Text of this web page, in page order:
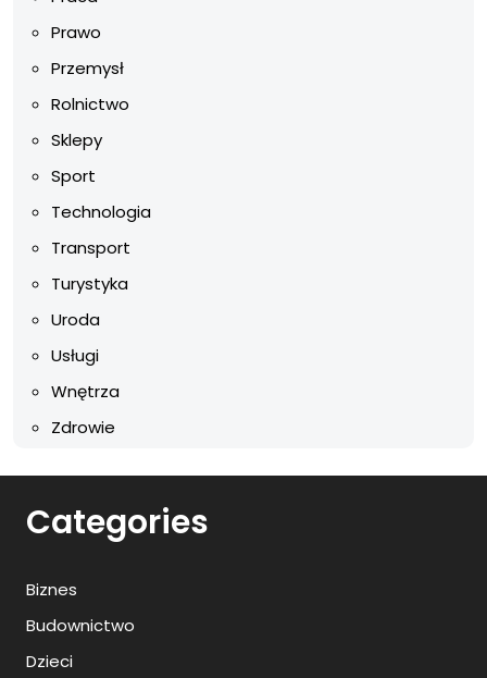
Prawo
Przemysł
Rolnictwo
Sklepy
Sport
Technologia
Transport
Turystyka
Uroda
Usługi
Wnętrza
Zdrowie
Categories
Biznes
Budownictwo
Dzieci